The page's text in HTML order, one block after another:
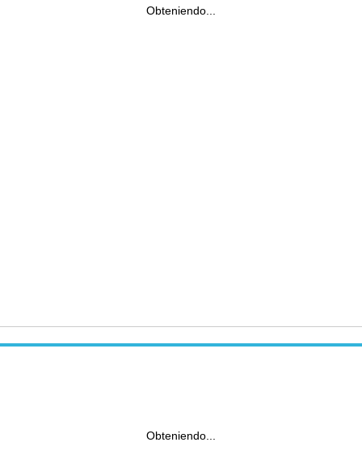
Obteniendo...
Obteniendo...